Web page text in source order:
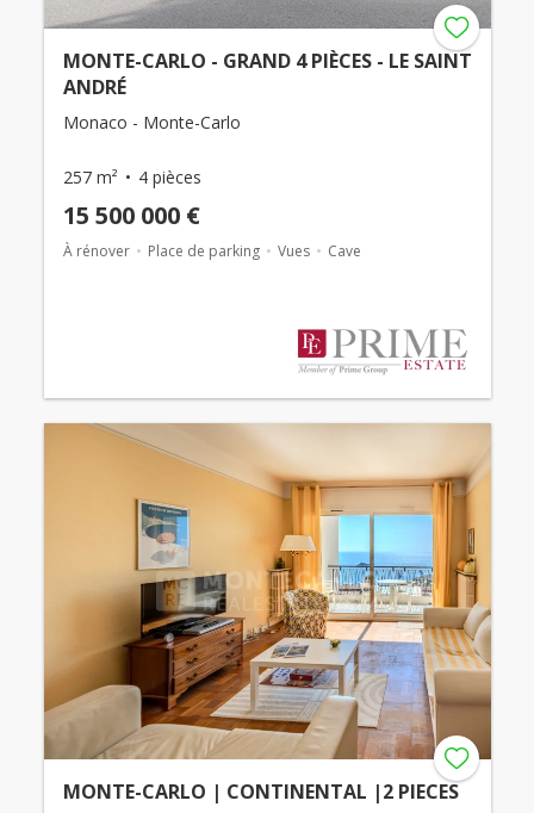
MONTE-CARLO - GRAND 4 PIÈCES - LE SAINT
ANDRÉ
Monaco - Monte-Carlo
257 m² 4 pièces
15 500 000 €
À rénover Place de parking Vues Cave
MONTE-CARLO | CONTINENTAL |2 PIECES